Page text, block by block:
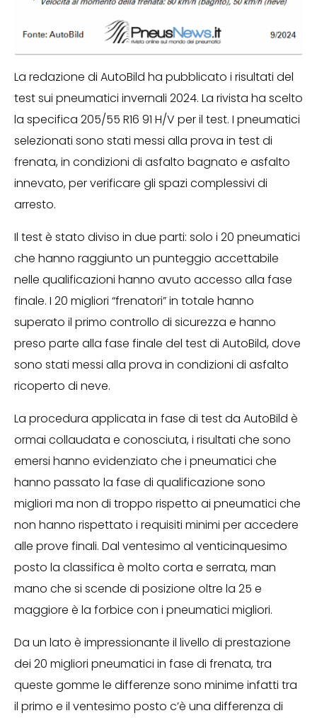
La redazione di AutoBild ha pubblicato i risultati del
test sui pneumatici invernali 2024. La rivista ha scelto
la specifica 205/55 R16 91 H/V per il test. I pneumatici
selezionati sono stati messi alla prova in test di
frenata, in condizioni di asfalto bagnato e asfalto
innevato, per verificare gli spazi complessivi di
arresto.
Il test è stato diviso in due parti: solo i 20 pneumatici
che hanno raggiunto un punteggio accettabile
nelle qualificazioni hanno avuto accesso alla fase
finale. I 20 migliori “frenatori” in totale hanno
superato il primo controllo di sicurezza e hanno
preso parte alla fase finale del test di AutoBild, dove
sono stati messi alla prova in condizioni di asfalto
ricoperto di neve.
La procedura applicata in fase di test da AutoBild è
ormai collaudata e conosciuta, i risultati che sono
emersi hanno evidenziato che i pneumatici che
hanno passato la fase di qualificazione sono
migliori ma non di troppo rispetto ai pneumatici che
non hanno rispettato i requisiti minimi per accedere
alle prove finali. Dal ventesimo al venticinquesimo
posto la classifica è molto corta e serrata, man
mano che si scende di posizione oltre la 25 e
maggiore è la forbice con i pneumatici migliori.
Da un lato è impressionante il livello di prestazione
dei 20 migliori pneumatici in fase di frenata, tra
queste gomme le differenze sono minime infatti tra
il primo e il ventesimo posto c’è una differenza di